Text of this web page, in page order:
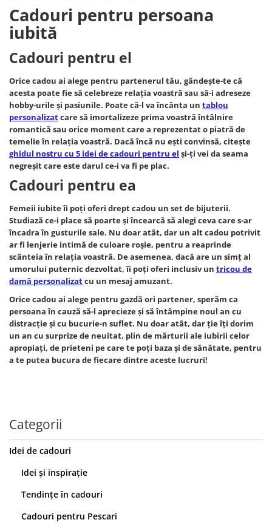
Cadouri pentru persoana
iubită
Cadouri pentru el
Orice cadou ai alege pentru partenerul tău, gândește-te că
acesta poate fie să celebreze relația voastră sau să-i adreseze
hobby-urile și pasiunile. Poate că-l va încânta un tablou
personalizatcare să imortalizeze prima voastră întâlnire
romantică sau orice moment care a reprezentat o piatră de
temelie în relația voastră. Dacă încă nu ești convinsă, citește
ghidul nostru cu 5 idei de cadouri pentru el și-ți vei da seama
negreșit care este darul ce-i va fi pe plac.
Cadouri pentru ea
Femeii iubite îi poți oferi drept cadou un set de bijuterii.
Studiază ce-i place să poarte și încearcă să alegi ceva care s-ar
încadra în gusturile sale. Nu doar atât, dar un alt cadou potrivit
ar fi lenjerie intimă de culoare roșie, pentru a reaprinde
scânteia în relația voastră. De asemenea, dacă are un simț al
umorului puternic dezvoltat, îi poți oferi inclusiv un tricou de
damă personalizatcu un mesaj amuzant.
Orice cadou ai alege pentru gazdă ori partener, sperăm ca
persoana în cauză să-l aprecieze și să întâmpine noul an cu
distracție și cu bucurie-n suflet. Nu doar atât, dar ție îți dorim
un an cu surprize de neuitat, plin de mărturii ale iubirii celor
apropiați, de prieteni pe care te poți baza și de sănătate, pentru
a te putea bucura de fiecare dintre aceste lucruri!
Categorii
Idei de cadouri
Idei și inspirație
Tendințe în cadouri
Cadouri pentru Pescari